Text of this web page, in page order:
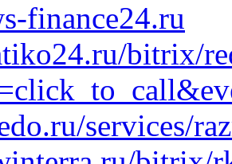
finance24.ru
bitrix/
services/